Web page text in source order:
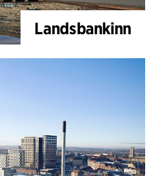
Landsbankinn